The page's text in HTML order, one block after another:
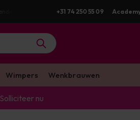
werkdag verstuurd+31 74 250 55 09
Wimpers Wenkbrauwen
Solliciteer nu